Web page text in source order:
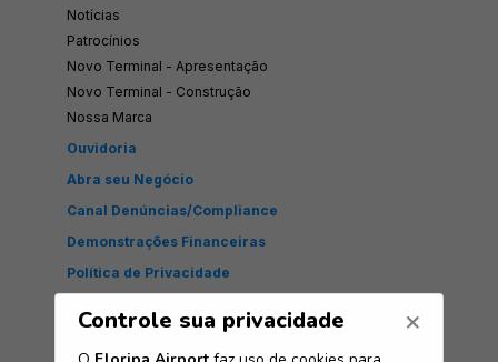
Notícias
Patrocínios
Novo Terminal - Apresentação
Novo Terminal - Construção
Nossa Marca
Ouvidoria
Abra seu Negócio
Canal Denúncias/Compliance
Demonstrações Financeiras
Política de Privacidade
Floripa Airport
Rod. Acesso ao Aeroporto, nº 6.200. Bairro: Carianos.